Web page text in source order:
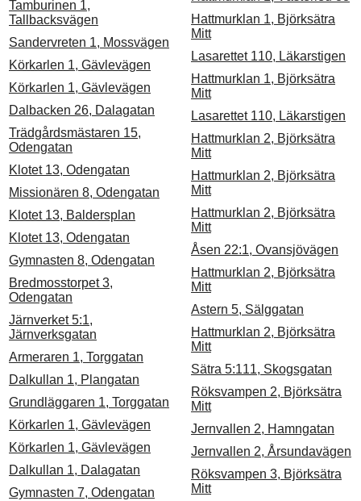
Tamburinen 1,
Tallbacksvägen
Sandervreten 1, Mossvägen
Körkarlen 1, Gävlevägen
Körkarlen 1, Gävlevägen
Dalbacken 26, Dalagatan
Trädgårdsmästaren 15,
Odengatan
Klotet 13, Odengatan
Missionären 8, Odengatan
Klotet 13, Baldersplan
Klotet 13, Odengatan
Gymnasten 8, Odengatan
Bredmosstorpet 3,
Odengatan
Järnverket 5:1,
Järnverksgatan
Armeraren 1, Torggatan
Dalkullan 1, Plangatan
Grundläggaren 1, Torggatan
Körkarlen 1, Gävlevägen
Körkarlen 1, Gävlevägen
Dalkullan 1, Dalagatan
Gymnasten 7, Odengatan
Hattmurklan 1, Björksätra
Mitt
Lasarettet 110, Läkarstigen
Hattmurklan 1, Björksätra
Mitt
Lasarettet 110, Läkarstigen
Hattmurklan 2, Björksätra
Mitt
Hattmurklan 2, Björksätra
Mitt
Hattmurklan 2, Björksätra
Mitt
Åsen 22:1, Ovansjövägen
Hattmurklan 2, Björksätra
Mitt
Astern 5, Sälggatan
Hattmurklan 2, Björksätra
Mitt
Sätra 5:111, Skogsgatan
Röksvampen 2, Björksätra
Mitt
Jernvallen 2, Hamngatan
Jernvallen 2, Årsundavägen
Röksvampen 3, Björksätra
Mitt